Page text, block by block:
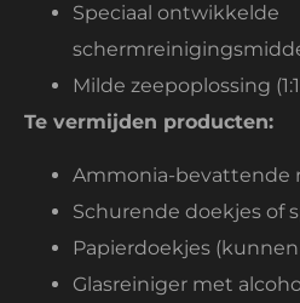
Speciaal ontwikkelde
Milde zeepoplossing
Te vermijden producten:
Ammonia-bevattende
Schurende doekjes of
Papierdoekjes
Glasreiniger met